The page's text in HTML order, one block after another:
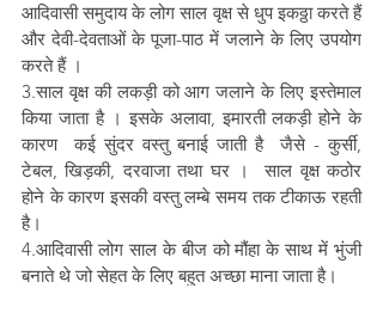
आदिवासी समुदाय के लोग साल वृक्ष से धुप इकठ्ठा करते हैं
और देवी-देवताओं के पूजा-पाठ में जलाने के लिए उपयोग
करते हैं ।
3.साल वृक्ष की लकड़ी को आग जलाने के लिए इस्तेमाल
किया जाता है । इसके अलावा, इमारती लकड़ी होने के
कारण  कई सुंदर वस्तु बनाई जाती है  जैसे - कुर्सी,
टेबल, खिड़की, दरवाजा तथा घर ।  साल वृक्ष कठोर
होने के कारण इसकी वस्तु लम्बे समय तक टीकाऊ रहती
है।
4.आदिवासी लोग साल के बीज को मौंहा के साथ में भुंजी
बनाते थे जो सेहत के लिए बहुत अच्छा माना जाता है।